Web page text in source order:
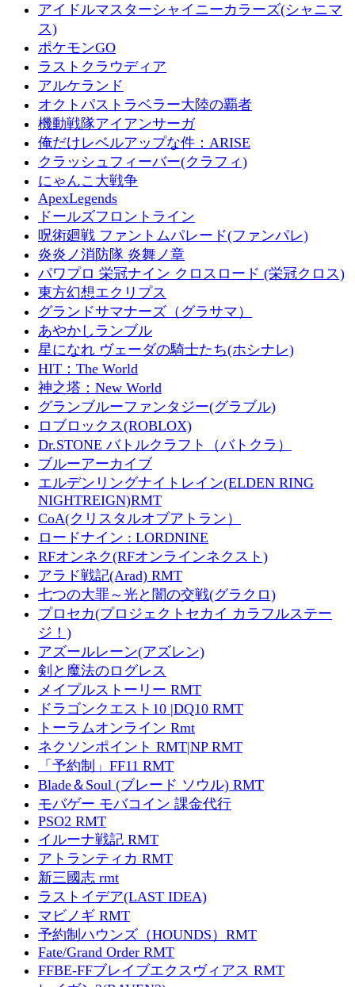
アイドルマスターシャイニーカラーズ(シャニマ
ス)
ポケモンGO
ラストクラウディア
アルケランド
オクトパストラベラー大陸の覇者
機動戦隊アイアンサーガ
俺だけレベルアップな件：ARISE
クラッシュフィーバー(クラフィ)
にゃんこ大戦争
ApexLegends
ドールズフロントライン
呪術廻戦 ファントムパレード(ファンパレ)
炎炎ノ消防隊 炎舞ノ章
パワプロ 栄冠ナイン クロスロード (栄冠クロス)
東方幻想エクリプス
グランドサマナーズ（グラサマ）
あやかしランブル
星になれ ヴェーダの騎士たち(ホシナレ)
HIT：The World
神之塔：New World
グランブルーファンタジー(グラブル)
ロブロックス(ROBLOX)
Dr.STONE バトルクラフト（バトクラ）
ブルーアーカイブ
エルデンリングナイトレイン(ELDEN RING
NIGHTREIGN)RMT
CoA(クリスタルオブアトラン）
ロードナイン : LORDNINE
RFオンネク(RFオンラインネクスト)
アラド戦記(Arad) RMT
七つの大罪～光と闇の交戦(グラクロ)
プロセカ(プロジェクトセカイ カラフルステー
ジ！)
アズールレーン(アズレン)
剣と魔法のログレス
メイプルストーリー RMT
ドラゴンクエスト10 |DQ10 RMT
トーラムオンライン Rmt
ネクソンポイント RMT|NP RMT
「予約制」FF11 RMT
Blade＆Soul (ブレード ソウル) RMT
モバゲー モバコイン 課金代行
PSO2 RMT
イルーナ戦記 RMT
アトランティカ RMT
新三國志 rmt
ラストイデア(LAST IDEA)
マビノギ RMT
予約制ハウンズ（HOUNDS）RMT
Fate/Grand Order RMT
FFBE-FFブレイブエクスヴィアス RMT